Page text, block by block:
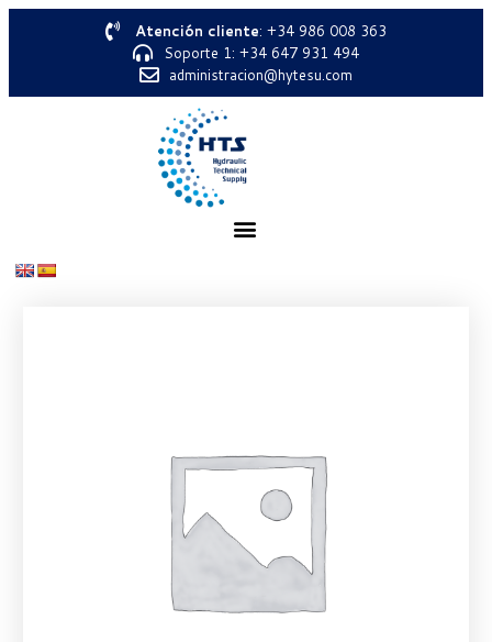
Atención cliente: +34 986 008 363
Soporte 1: +34 647 931 494
administracion@hytesu.com